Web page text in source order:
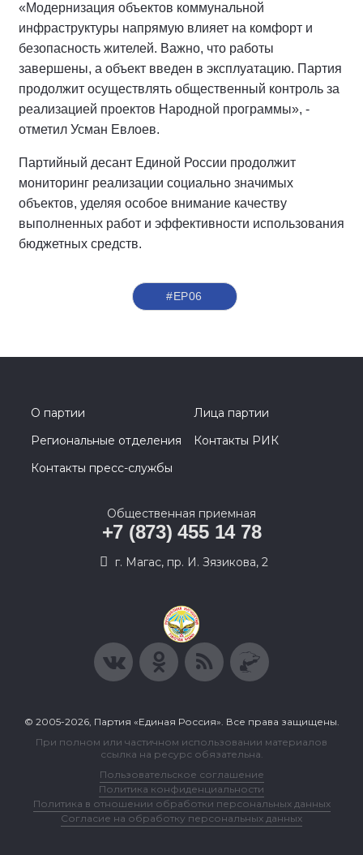
«Модернизация объектов коммунальной
инфраструктуры напрямую влияет на комфорт и
безопасность жителей. Важно, что работы
завершены, а объект введен в эксплуатацию. Партия
продолжит осуществлять общественный контроль за
реализацией проектов Народной программы», -
отметил Усман Евлоев.
Партийный десант Единой России продолжит
мониторинг реализации социально значимых
объектов, уделяя особое внимание качеству
выполненных работ и эффективности использования
бюджетных средств.
#ЕР06
О партии
Лица партии
Региональные отделения
Контакты РИК
Контакты пресс-службы
Общественная приемная
+7 (873) 455 14 78
г. Магас, пр. И. Зязикова, 2
© 2005-2026, Партия «Единая Россия». Все права защищены.
При полном или частичном использовании материалов
ссылка на ресурс обязательна.
Пользовательское соглашение
Политика конфиденциальности
Политика в отношении обработки персональных данных
Согласие на обработку персональных данных